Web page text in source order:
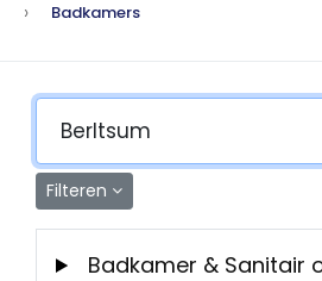
Badkamers
Filteren
Badkamer & Sanitair